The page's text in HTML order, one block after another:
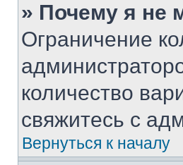
» Почему я не
Ограничение
количество
свяжитесь с
Вернуться к началу